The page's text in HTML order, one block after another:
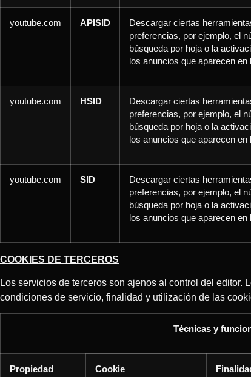
youtube.com APISID
Descargar ciertas
preferencias, por ejemplo, el
búsqueda por hoja o la
los anuncios que aparecen
youtube.com HSID
Descargar ciertas
preferencias, por ejemplo, el
búsqueda por hoja o la
los anuncios que aparecen
youtube.com SID
Descargar ciertas
preferencias, por ejemplo, el
búsqueda por hoja o la
los anuncios que aparecen
COOKIES DE TERCEROS
Los servicios de terceros son ajenos al control del editor.
condiciones de servicio, finalidad y utilización de las
Técnicas y
Propiedad Cookie